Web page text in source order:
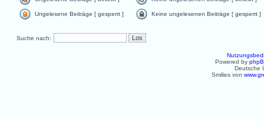
Ungelesene Beiträge [ gesperrt ] Keine ungelesenen Beiträge [ gesperrt ]
Suche nach:
Powered by
Deutsche
Smilies von